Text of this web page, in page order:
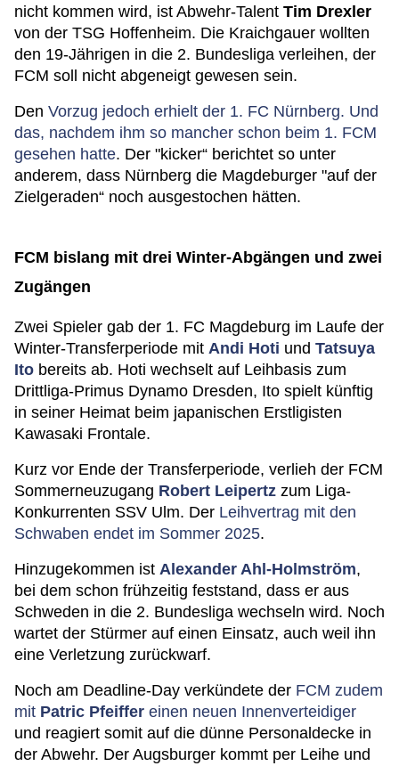
nicht kommen wird, ist Abwehr-Talent Tim Drexler
von der TSG Hoffenheim. Die Kraichgauer wollten
den 19-Jährigen in die 2. Bundesliga verleihen, der
FCM soll nicht abgeneigt gewesen sein.
Den Vorzug jedoch erhielt der 1. FC Nürnberg. Und
das, nachdem ihm so mancher schon beim 1. FCM
gesehen hatte. Der "kicker“ berichtet so unter
anderem, dass Nürnberg die Magdeburger "auf der
Zielgeraden“ noch ausgestochen hätten.
FCM bislang mit drei Winter-Abgängen und zwei
Zugängen
Zwei Spieler gab der 1. FC Magdeburg im Laufe der
Winter-Transferperiode mit Andi Hoti und Tatsuya
Ito bereits ab. Hoti wechselt auf Leihbasis zum
Drittliga-Primus Dynamo Dresden, Ito spielt künftig
in seiner Heimat beim japanischen Erstligisten
Kawasaki Frontale.
Kurz vor Ende der Transferperiode, verlieh der FCM
Sommerneuzugang Robert Leipertz zum Liga-
Konkurrenten SSV Ulm. Der Leihvertrag mit den
Schwaben endet im Sommer 2025.
Hinzugekommen ist Alexander Ahl-Holmström,
bei dem schon frühzeitig feststand, dass er aus
Schweden in die 2. Bundesliga wechseln wird. Noch
wartet der Stürmer auf einen Einsatz, auch weil ihn
eine Verletzung zurückwarf.
Noch am Deadline-Day verkündete der FCM zudem
mit Patric Pfeiffer einen neuen Innenverteidiger
und reagiert somit auf die dünne Personaldecke in
der Abwehr. Der Augsburger kommt per Leihe und